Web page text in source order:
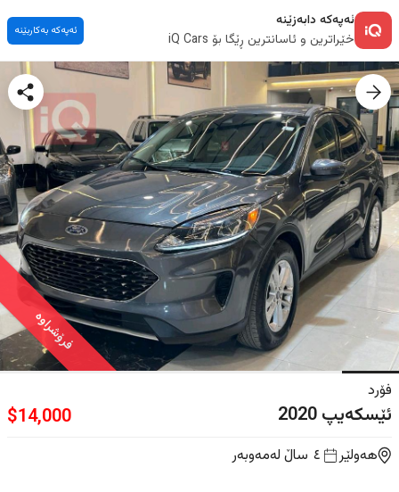
ئەپەکە دابەزێنە
خێراترین و ئاسانترین ڕێگا بۆ iQ Cars
ئەپەکە بەکاربێنە
فرۆشراوە
فۆرد
ئێسکەیپ2020
$14,000
هەولێر ٤ ساڵ لەمەوبەر